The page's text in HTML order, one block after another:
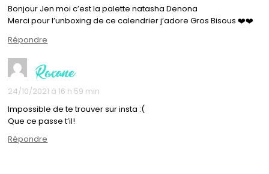
Bonjour Jen moi c’est la palette natasha Denona
Merci pour l’unboxing de ce calendrier j’adore Gros Bisous ❤️❤️
Répondre
Roxane
24/10/2021 à 16 h 59 min
Impossible de te trouver sur insta :(
Que ce passe t’il!
Répondre